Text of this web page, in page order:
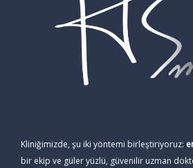
Kliniğimizde, şu iki yöntemi birleştiriyoruz:
bir ekip ve güler yüzlü, güvenilir uzman